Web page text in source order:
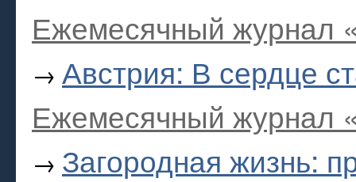
Ежемесячный журнал
→ Австрия: В сердце
Ежемесячный журнал
→ Загородная жизнь: